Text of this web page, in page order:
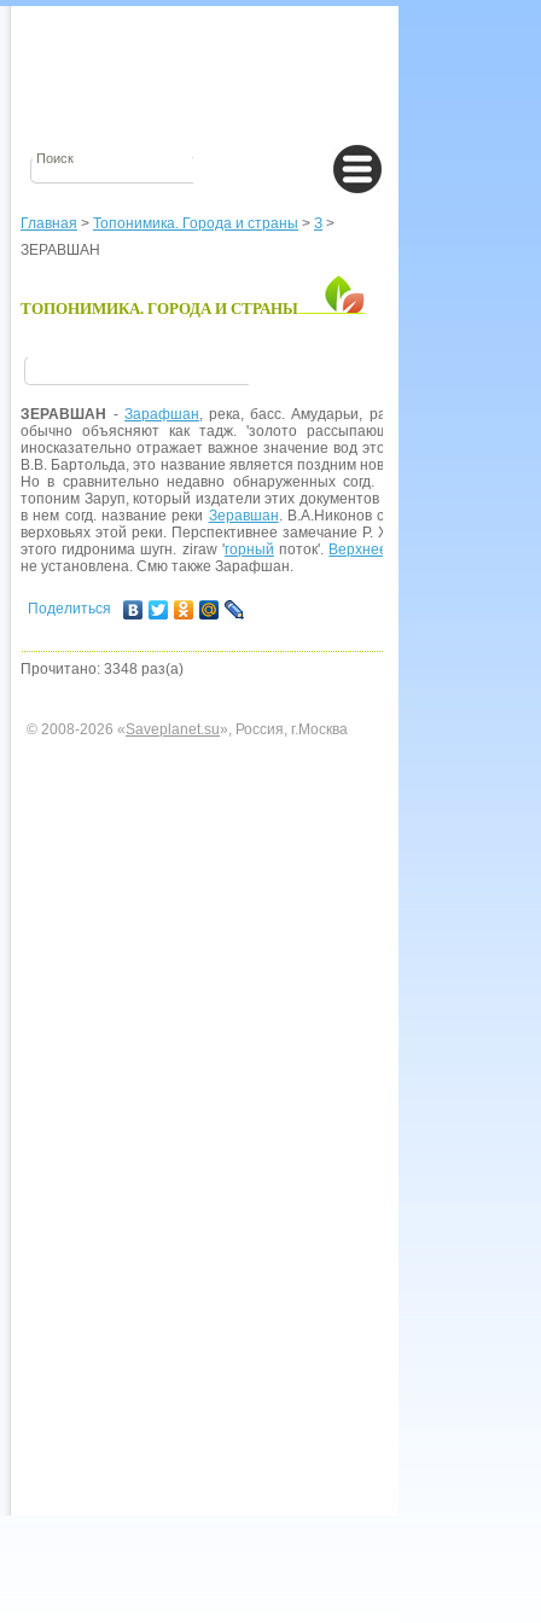
Главная > Топонимика. Города и страны > З >
ЗЕРАВШАН
ТОПОНИМИКА. ГОРОДА И СТРАНЫ
ЗЕРАВШАН -Зарафшан, река, басс. Амударьи, разбирается на
обычно объясняют как тадж. 'золото рассыпающий' (зар 'золото',
иносказательно отражает важное значение вод этой реки для
В.В. Бартольда, это название является поздним новообразованием - в
Но в сравнительно недавно обнаруженных согд. документах с горы
топоним Заруп, который издатели этих документов объясняют как
в нем согд. название реки Зеравшан. В.А.Никонов связывает название
верховьях этой реки. Перспективнее замечание Р. X. Додыхудоева о
этого гидронима шугн. ziraw 'горный поток'. Верхнее
не установлена. Смю также Зарафшан.
Поделиться
Прочитано: 3348 раз(а)
© 2008-2026 «Saveplanet.su», Россия, г.Москва